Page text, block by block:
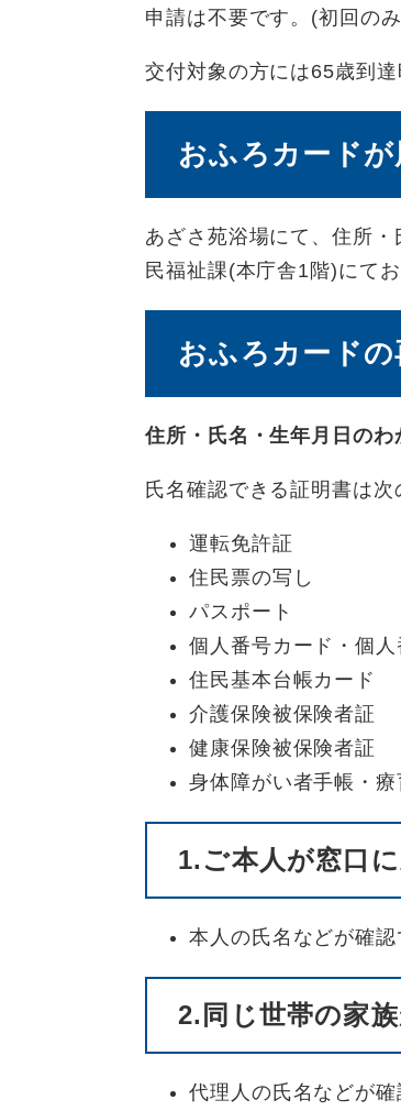
申請は不要です。(初回の
交付対象の方には65歳到
おふろカード
あざさ苑浴場にて、住所
民福祉課(本庁舎1階)にて
おふろカード
住所・氏名・生年月日のわ
氏名確認できる証明書は
運転免許証
住民票の写し
パスポート
個人番号カード・個
住民基本台帳カード
介護保険被保険者証
健康保険被保険者証
身体障がい者手帳・
1.ご本人が窓口
本人の氏名などが確
2.同じ世帯の家
代理人の氏名などが